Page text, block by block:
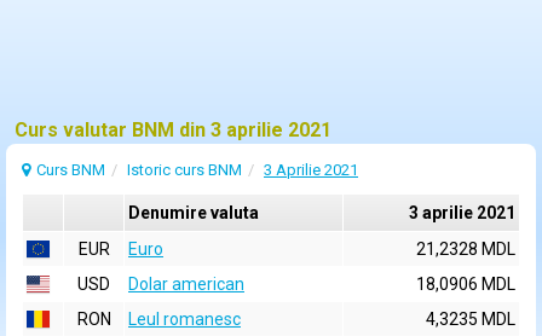
Curs valutar BNM din 3 aprilie 2021
Curs BNM Istoric curs BNM 3 Aprilie 2021
Denumire valuta
3 aprilie 2021
EUR
Euro
21,2328 MDL
USD
Dolar american
18,0906 MDL
RON
Leul romanesc
4,3235 MDL